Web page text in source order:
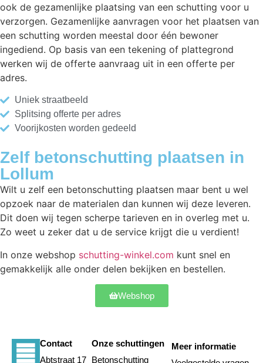
ook de gezamenlijke plaatsing van een schutting voor u
verzorgen. Gezamenlijke aanvragen voor het plaatsen van
een schutting worden meestal door één bewoner
ingediend. Op basis van een tekening of plattegrond
werken wij de offerte aanvraag uit in een offerte per
adres.
Uniek straatbeeld
Splitsing offerte per adres
Voorijkosten worden gedeeld
Zelf betonschutting plaatsen in
Lollum
Wilt u zelf een betonschutting plaatsen maar bent u wel
opzoek naar de materialen dan kunnen wij deze leveren.
Dit doen wij tegen scherpe tarieven en in overleg met u.
Zo weet u zeker dat u de service krijgt die u verdient!
In onze webshop schutting-winkel.com kunt snel en
gemakkelijk alle onder delen bekijken en bestellen.
Webshop
Contact
Abtstraat 17
Onze schuttingen
Betonschutting
Meer informatie